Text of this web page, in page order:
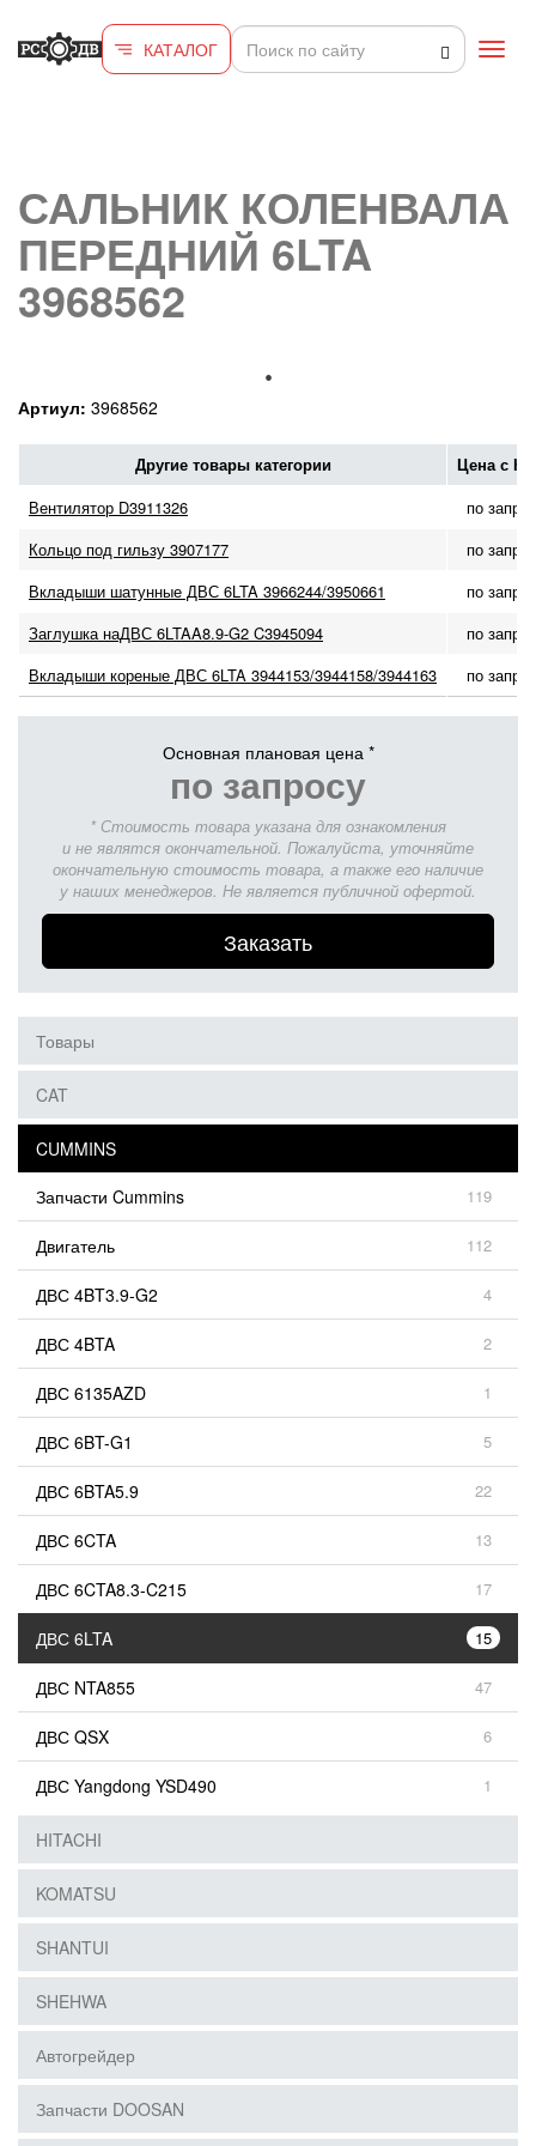
КАТАЛОГ
САЛЬНИК КОЛЕНВАЛА
ПЕРЕДНИЙ 6LTA
3968562
Артиул: 3968562
Другие товары категории Цена с
Вентилятор D3911326
по
Кольцо под гильзу 3907177
по
Вкладыши шатунные ДВС 6LTA 3966244/3950661
по
Заглушка наДВС 6LTAA8.9-G2 C3945094
по
Вкладыши кореные ДВС 6LTA 3944153/3944158/3944163
по
Основная плановая цена *
по запросу
* Стоимость товара указана для ознакомления
и не являтся окончательной. Пожалуйста, уточняйте
окончательную стоимость товара, а также его наличие
у наших менеджеров. Не является публичной офертой.
Заказать
Товары
CAT
CUMMINS
Запчасти Cummins
119
Двигатель 112
ДВС 4BT3.9-G2 4
ДВС 4BTA 2
ДВС 6135AZD 1
ДВС 6BT-G1 5
ДВС 6BTA5.9 22
ДВС 6CTA 13
ДВС 6CTA8.3-C215 17
ДВС 6LTA 15
ДВС NTA855 47
ДВС QSX 6
ДВС Yangdong YSD490 1
HITACHI
KOMATSU
SHANTUI
SHEHWA
Автогрейдер
Запчасти DOOSAN